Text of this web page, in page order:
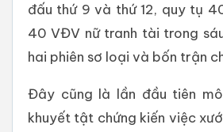
đấu thứ 9 và thứ 12, quy tụ
40 VĐV nữ tranh tài trong
hai phiên sơ loại và bốn trận
Đây cũng là lần đầu tiên
khuyết tật chứng kiến việc